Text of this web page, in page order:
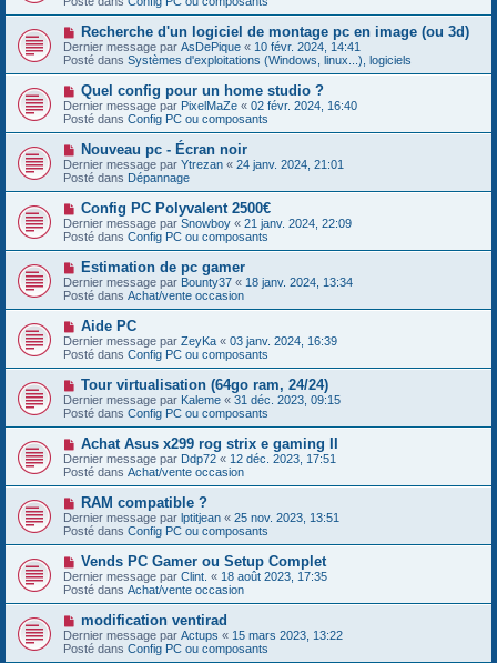
g
e
m
e
s
a
g
e
v
e
a
u
m
e
s
s
a
g
e
N
o
u
v
a
u
m
e
s
a
g
e
Recherche d'un logiciel de montage pc en image (ou 3d)
Dernier message par AsDePique « 10 févr. 2024, 14:41
Posté dans Systèmes d'exploitations (Windows, linux...), logiciels
N
o
u
v
e
a
u
m
e
s
s
a
g
e
Quel config pour un home studio ?
Dernier message par PixelMaZe « 02 févr. 2024, 16:40
Posté dans Config PC ou composants
N
o
u
v
a
u
m
e
s
a
g
Nouveau pc - Écran noir
Dernier message par Ytrezan « 24 janv. 2024, 21:01
Posté dans Dépannage
N
o
u
v
e
a
u
m
e
s
s
a
g
e
Config PC Polyvalent 2500€
Dernier message par Snowboy « 21 janv. 2024, 22:09
Posté dans Config PC ou composants
N
o
u
v
a
u
m
e
s
s
a
g
Estimation de pc gamer
Dernier message par Bounty37 « 18 janv. 2024, 13:34
Posté dans Achat/vente occasion
N
o
u
v
e
u
m
e
s
s
a
g
e
Aide PC
Dernier message par ZeyKa « 03 janv. 2024, 16:39
Posté dans Config PC ou composants
N
o
u
v
a
u
m
e
s
a
g
e
Tour virtualisation (64go ram, 24/24)
Dernier message par Kaleme « 31 déc. 2023, 09:15
Posté dans Config PC ou composants
N
o
u
v
e
a
u
m
e
s
s
a
g
Achat Asus x299 rog strix e gaming II
Dernier message par Ddp72 « 12 déc. 2023, 17:51
Posté dans Achat/vente occasion
N
o
u
v
e
u
m
e
s
s
a
g
RAM compatible ?
Dernier message par lptitjean « 25 nov. 2023, 13:51
Posté dans Config PC ou composants
N
o
u
v
a
u
m
Vends PC Gamer ou Setup Complet
Dernier message par Clint. « 18 août 2023, 17:35
Posté dans Achat/vente occasion
N
o
u
v
modification ventirad
Dernier message par Actups « 15 mars 2023, 13:22
Posté dans Config PC ou composants